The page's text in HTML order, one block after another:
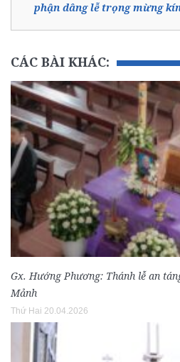
phận dâng lễ trọng mừng
CÁC BÀI KHÁC:
Gx. Hướng Phương: Thánh lễ an
Mảnh
Thứ Hai 20.04.2026